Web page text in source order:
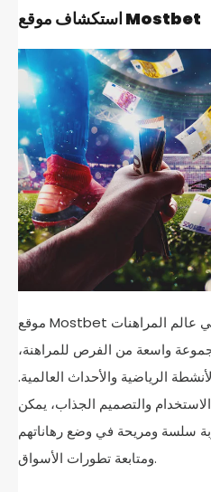
استكشاف موقع Mostbet
موقع Mostbet يعد من بين المنصات المتميزة في عالم المراهنات
واسعة من الفرص للمراهنة،
الرياضية والأحداث العالمية.
والتصميم الجذاب، يمكن
سلسة ومريحة في وضع رهاناتهم
ومتابعة تطورات الأسواق.